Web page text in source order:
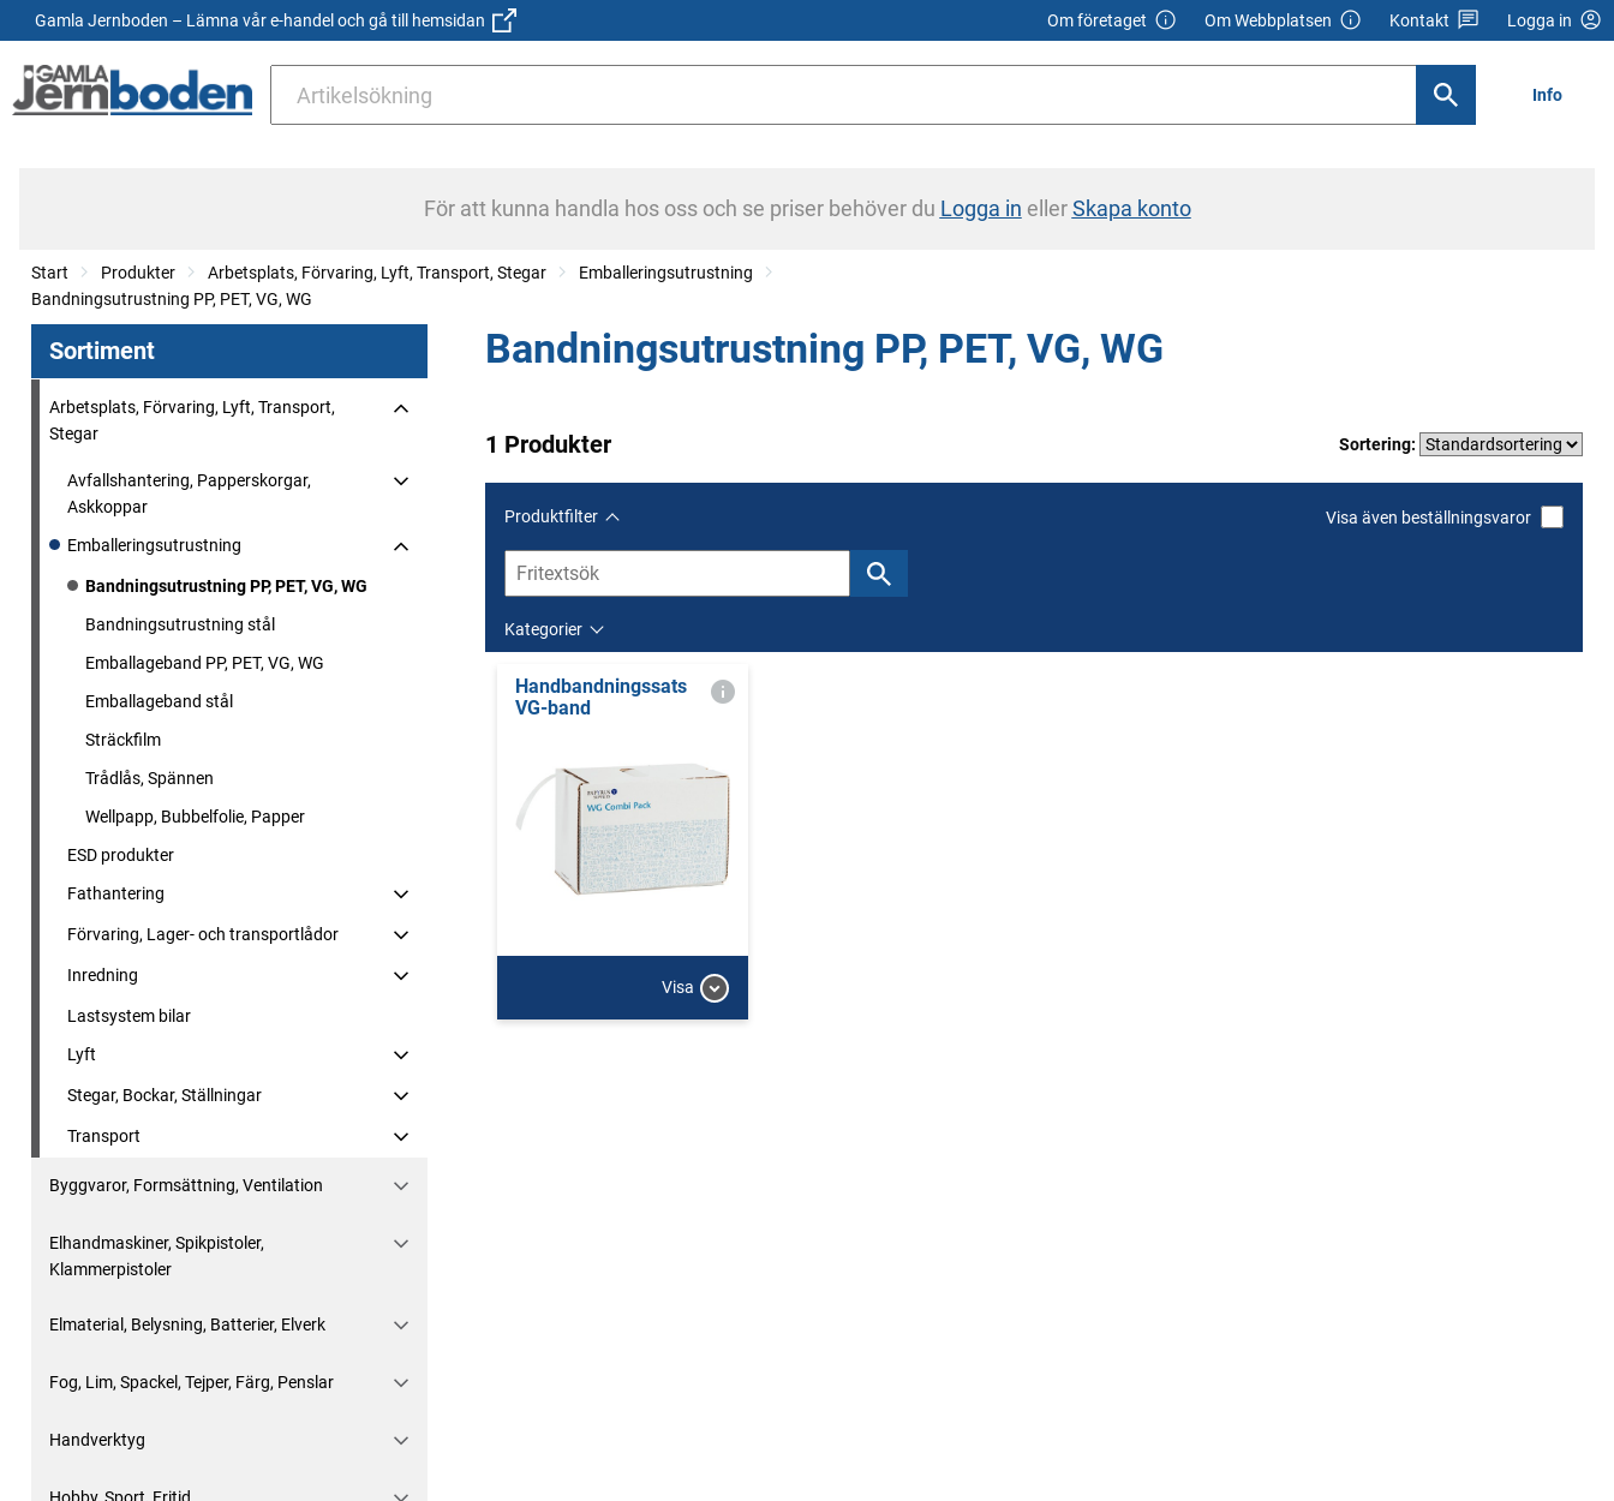
Gamla Jernboden – Lämna vår e-handel och gå till hemsidan Om företaget Om Webbplatsen Kontakt Logga in
Info
För att kunna handla hos oss och se priser behöver du Logga in ellerSkapa konto
Start Produkter Arbetsplats, Förvaring, Lyft, Transport, Stegar
Emballeringsutrustning
Bandningsutrustning PP, PET, VG, WG
Sortiment
Arbetsplats, Förvaring, Lyft, Transport,
Stegar
Avfallshantering, Papperskorgar,
Askkoppar
Emballeringsutrustning
Bandningsutrustning PP, PET, VG, WG
Bandningsutrustning stål
Emballageband PP, PET, VG, WG
Emballageband stål
Sträckfilm
Trådlås, Spännen
Wellpapp, Bubbelfolie, Papper
ESD produkter
Fathantering
Förvaring, Lager- och transportlådor
Inredning
Lastsystem bilar
Lyft
Stegar, Bockar, Ställningar
Transport
Byggvaror, Formsättning, Ventilation
Elhandmaskiner, Spikpistoler,
Klammerpistoler
Elmaterial, Belysning, Batterier, Elverk
Fog, Lim, Spackel, Tejper, Färg, Penslar
Handverktyg
Bandningsutrustning PP, PET, VG, WG
1 Produkter Sortering:
Produktfilter Visa även beställningsvaror
Kategorier
Handbandningssats
VG-band
Visa